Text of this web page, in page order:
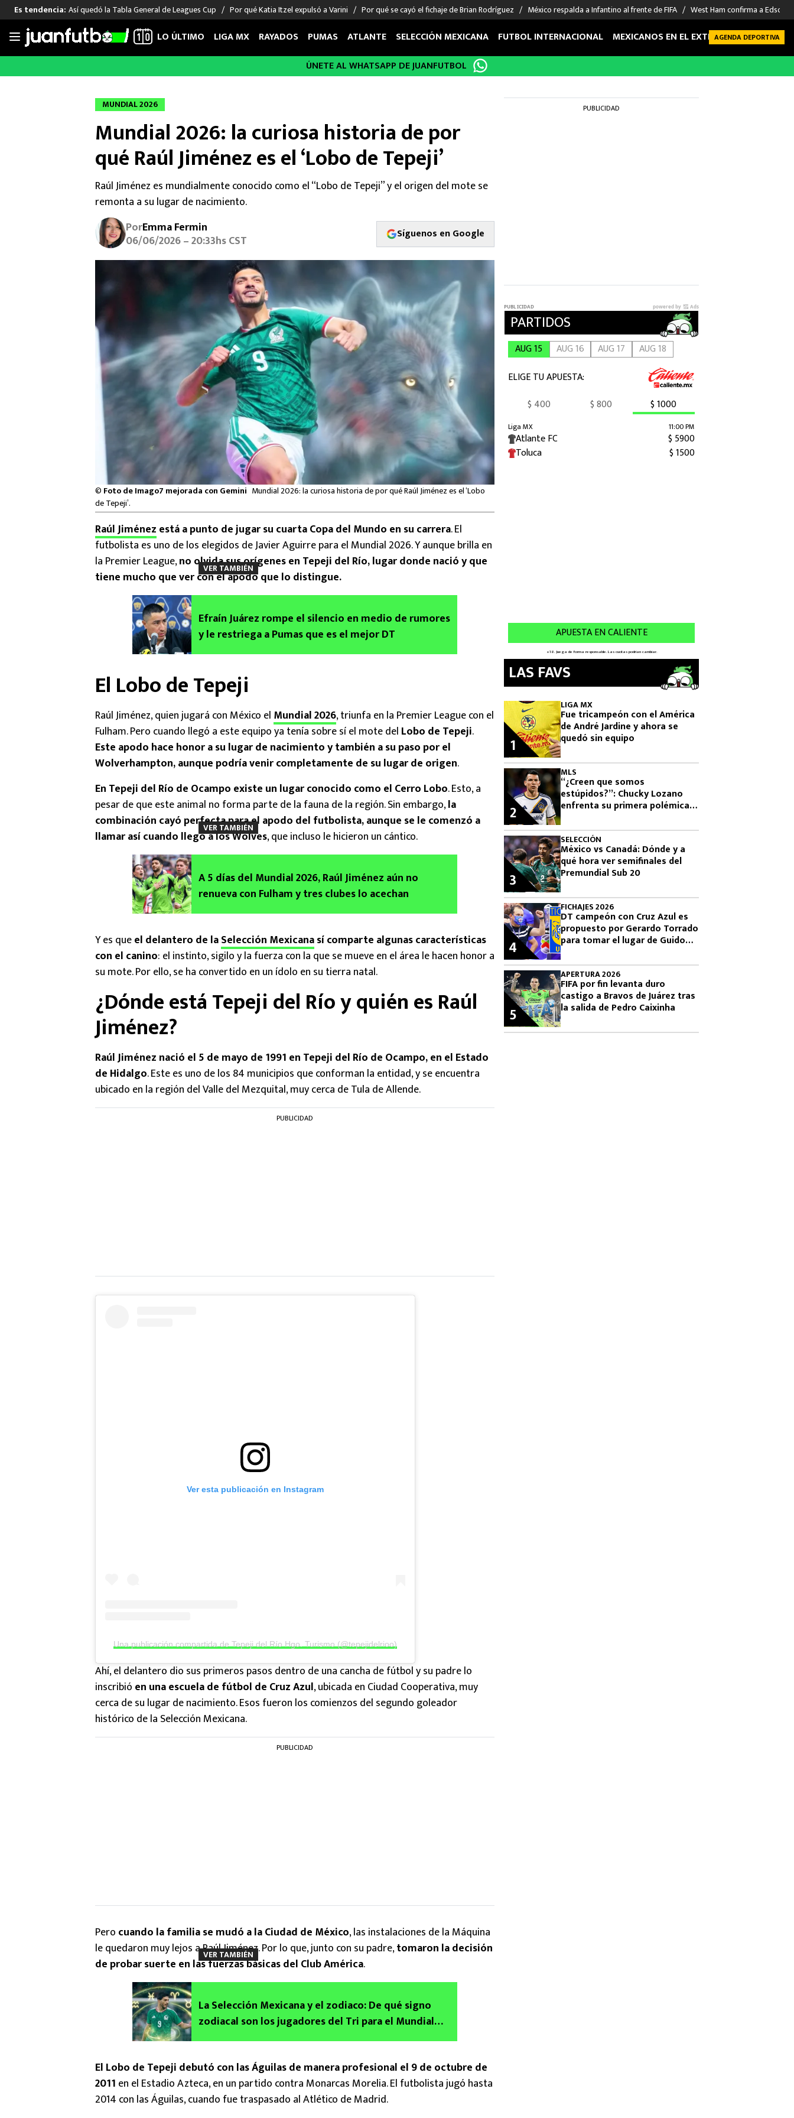
Saltar
Es tendencia: Así quedó la Tabla General de Leagues Cup Por qué Katia Itzel expulsó a Varini Por qué se cayó el fichaje de Brian Rodríguez México respalda a Infantino al frente de FIFA West Ham confirma a Edson
LIGA MX
Chivas de Guadalajara
FUT INTERNACIONAL
Las Noticias
Selección Mexicana
Champions League
Europa League
Real Madrid
Barcelona
MEXICANOS EN EL EXTRANJERO
Memo Ochoa
Edson Álvarez
Santiago Giménez
Rodrigo Huescas
FIGURAS
Sergio Ramos
Giorgos Giakoumakis
André Jardine
DEPORTES
NBA
LO ÚLTIMO LIGA MX RAYADOS PUMAS ATLANTE SELECCIÓN MEXICANA FUTBOL INTERNACIONAL MEXICANOS EN EL EXTRANJERO FUTBOL
AGENDA DEPORTIVA
ÚNETE AL WHATSAPP DE JUANFUTBOL
MUNDIAL 2026
Mundial 2026: la curiosa historia de por
qué Raúl Jiménez es el ‘Lobo de Tepeji’
Raúl Jiménez es mundialmente conocido como el “Lobo de Tepeji” y el origen del mote se
remonta a su lugar de nacimiento.
PorEmma Fermin
06/06/2026 – 20:33hs CST Síguenos en Google
© Foto de Imago7 mejorada con Gemini Mundial 2026: la curiosa historia de por qué Raúl Jiménez es el ‘Lobo
de Tepeji’.
Raúl Jiménez está a punto de jugar su cuarta Copa del Mundo en su carrera. El
futbolista es uno de los elegidos de Javier Aguirre para el Mundial 2026. Y aunque brilla en
la Premier League,no olvida sus orígenes en Tepeji del Río, lugar donde nació y que
tiene mucho que ver con el apodo que lo distingue.
VER TAMBIÉN
Efraín Juárez rompe el silencio en medio de rumores
y le restriega a Pumas que es el mejor DT
El Lobo de Tepeji
Raúl Jiménez, quien jugará con México el Mundial 2026, triunfa en la Premier League con el
Fulham. Pero cuando llegó a este equipo ya tenía sobre sí el mote del Lobo de Tepeji.
Este apodo hace honor a su lugar de nacimiento y también a su paso por el
Wolverhampton, aunque podría venir completamente de su lugar de origen.
En Tepeji del Río de Ocampo existe un lugar conocido como el Cerro Lobo. Esto, a
pesar de que este animal no forma parte de la fauna de la región. Sin embargo,la
combinación cayó perfecta para el apodo del futbolista, aunque se le comenzó a
llamar así cuando llegó a los Wolves, que incluso le hicieron un cántico.
VER TAMBIÉN
A 5 días del Mundial 2026, Raúl Jiménez aún no
renueva con Fulham y tres clubes lo acechan
Y es queel delantero de laSelección Mexicanasí comparte algunas características
con el canino: el instinto, sigilo y la fuerza con la que se mueve en el área le hacen honor a
su mote. Por ello, se ha convertido en un ídolo en su tierra natal.
¿Dónde está Tepeji del Río y quién es Raúl
Jiménez?
Raúl Jiménez nació el 5 de mayo de 1991 en Tepeji del Río de Ocampo, en el Estado
de Hidalgo. Este es uno de los 84 municipios que conforman la entidad, y se encuentra
ubicado en la región del Valle del Mezquital, muy cerca de Tula de Allende.
PUBLICIDAD
Ver esta publicación en Instagram
Una publicación compartida de Tepeji del Río Hgo. Turismo (@tepejidelrioo)
Ahí, el delantero dio sus primeros pasos dentro de una cancha de fútbol y su padre lo
inscribió en una escuela de fútbol de Cruz Azul, ubicada en Ciudad Cooperativa, muy
cerca de su lugar de nacimiento. Esos fueron los comienzos del segundo goleador
histórico de la Selección Mexicana.
PUBLICIDAD
Pero cuando la familia se mudó a la Ciudad de México, las instalaciones de la Máquina
le quedaron muy lejos a Raúl Jiménez. Por lo que, junto con su padre,tomaron la decisión
de probar suerte en las fuerzas básicas del Club América.
VER TAMBIÉN
La Selección Mexicana y el zodiaco: De qué signo
zodiacal son los jugadores del Tri para el Mundial
2026
El Lobo de Tepeji debutó con las Águilas de manera profesional el 9 de octubre de
2011 en el Estadio Azteca, en un partido contra Monarcas Morelia. El futbolista jugó hasta
2014 con las Águilas, cuando fue traspasado al Atlético de Madrid.
PUBLICIDAD
LAS FAVS
LIGA MX
Fue tricampeón con el América
de André Jardine y ahora se
quedó sin equipo
1
MLS
“¿Creen que somos
estúpidos?”: Chucky Lozano
enfrenta su primera polémica
2
SELECCIÓN
México vs Canadá: Dónde y a
qué hora ver semifinales del
Premundial Sub 20
3
FICHAJES 2026
DT campeón con Cruz Azul es
propuesto por Gerardo Torrado
para tomar el lugar de Guido
4
APERTURA 2026
FIFA por fin levanta duro
castigo a Bravos de Juárez tras
la salida de Pedro Caixinha
5